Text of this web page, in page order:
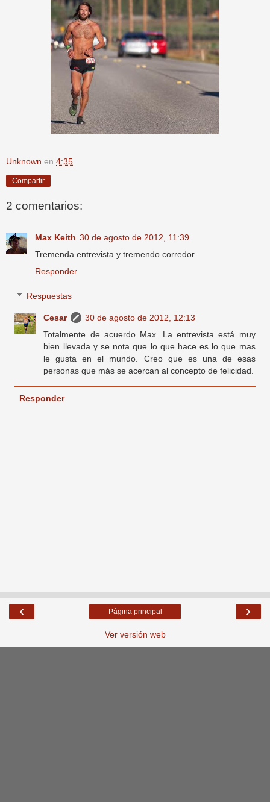
Unknown en 4:35
Compartir
2 comentarios:
Max Keith 30 de agosto de 2012, 11:39
Tremenda entrevista y tremendo corredor.
Responder
Respuestas
Cesar
30 de agosto de 2012, 12:13
Totalmente de acuerdo Max. La entrevista está muy
bien llevada y se nota que lo que hace es lo que mas
le gusta en el mundo. Creo que es una de esas
personas que más se acercan al concepto de felicidad.
Responder
‹ ›
Página principal
Ver versión web